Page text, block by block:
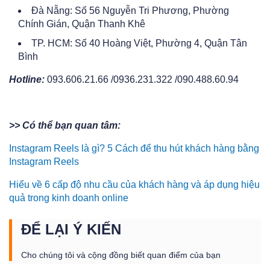
Đà Nẵng: Số 56 Nguyễn Tri Phương, Phường
Chính Gián, Quận Thanh Khê
TP. HCM: Số 40 Hoàng Việt, Phường 4, Quận Tân
Bình
Hotline: 093.606.21.66 /0936.231.322 /090.488.60.94
>> Có thể bạn quan tâm:
Instagram Reels là gì? 5 Cách để thu hút khách hàng bằng
Instagram Reels
Hiểu về 6 cấp độ nhu cầu của khách hàng và áp dụng hiệu
quả trong kinh doanh online
ĐỂ LẠI Ý KIẾN
Cho chúng tôi và cộng đồng biết quan điểm của bạn